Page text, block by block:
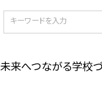
未来へつながる学校